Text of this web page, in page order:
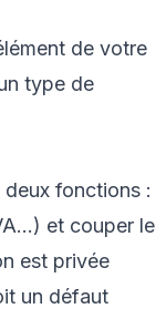
de votre
type de
fonctions :
et couper le
est privée
un défaut